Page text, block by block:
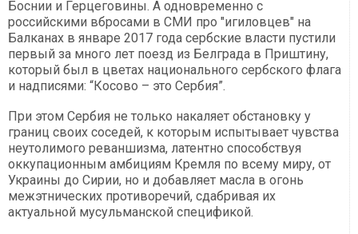
Боснии и Герцеговины. А одновременно с
российскими вбросами в СМИ про "игиловцев" на
Балканах в январе 2017 года сербские власти пустили
первый за много лет поезд из Белграда в Приштину,
который был в цветах национального сербского флага
и надписями: “Косово – это Сербия”.
При этом Сербия не только накаляет обстановку у
границ своих соседей, к которым испытывает чувства
неутолимого реваншизма, латентно способствуя
оккупационным амбициям Кремля по всему миру, от
Украины до Сирии, но и добавляет масла в огонь
межэтнических противоречий, сдабривая их
актуальной мусульманской спецификой.